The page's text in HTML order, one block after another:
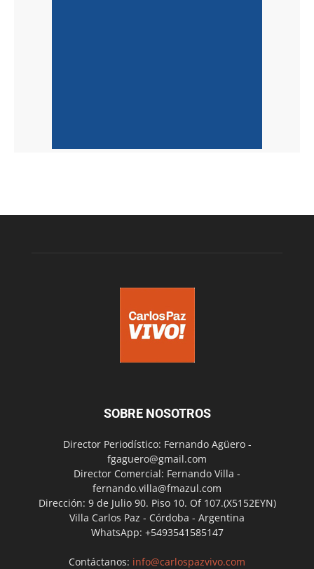
SOBRE NOSOTROS
Director Periodístico: Fernando Agüero -
fgaguero@gmail.com
Director Comercial: Fernando Villa -
fernando.villa@fmazul.com
Dirección: 9 de Julio 90. Piso 10. Of 107.(X5152EYN)
Villa Carlos Paz - Córdoba - Argentina
WhatsApp: +5493541585147
Contáctanos: info@carlospazvivo.com